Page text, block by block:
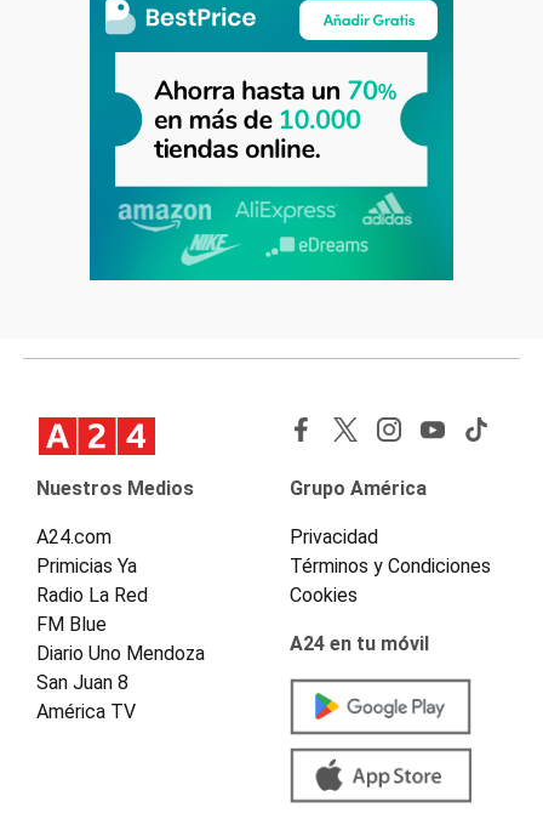
Nuestros Medios
A24.com
Primicias Ya
Radio La Red
FM Blue
Diario Uno Mendoza
San Juan 8
América TV
Grupo América
Privacidad
Términos y Condiciones
Cookies
A24 en tu móvil